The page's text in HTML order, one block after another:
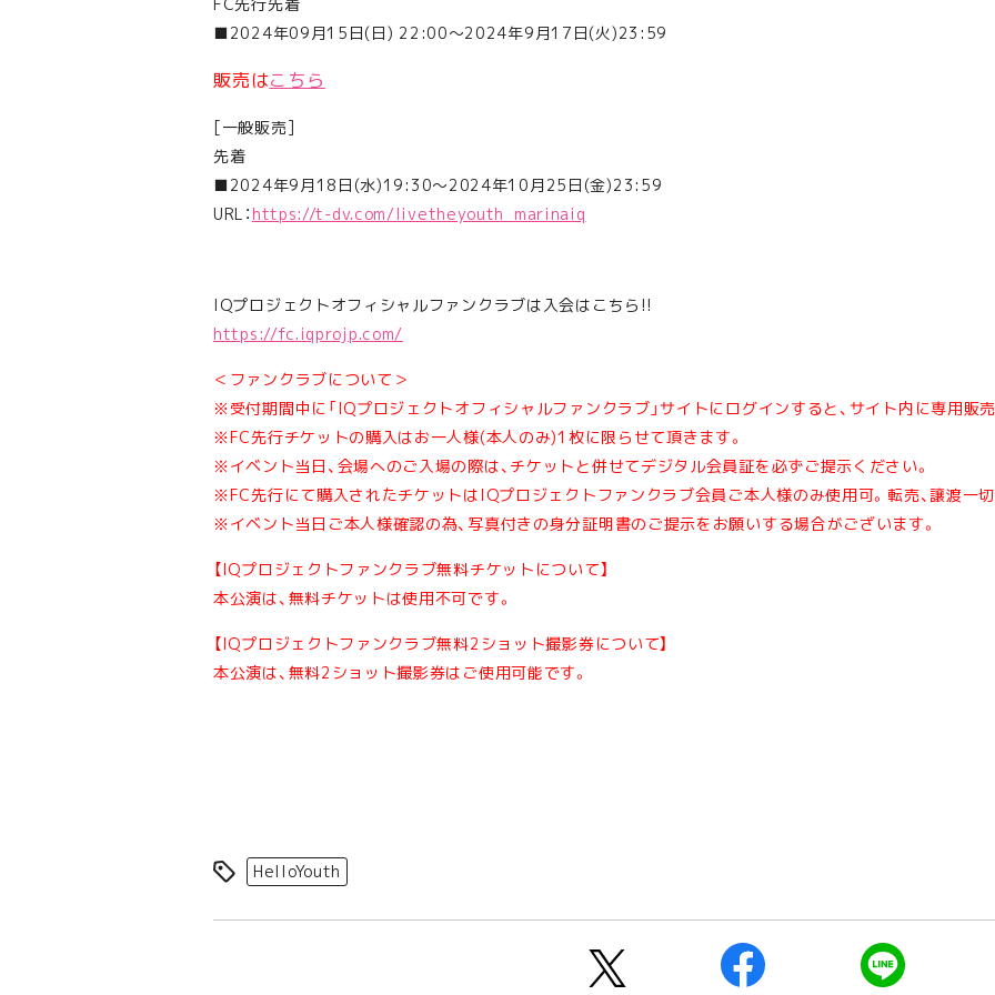
■2024年09月15日(日) 22:00〜2024年9月17日(火)23:59
販売はこちら
[一般販売]
先着
■2024年9月18日(水)19:30〜2024年10月25日(金)23:59
URL： https://t-dv.com/livetheyouth_marinaiq
IQプロジェクトオフィシャルファンクラブは入会はこちら!!
https://fc.iqprojp.com/
＜ファンクラブについて＞
※受付期間中に「IQプロジェクトオフィシャルファンクラブ」サイトにログインすると、サイト内に専用販
※FC先行チケットの購入はお一人様(本人のみ)1枚に限らせて頂きます。
※イベント当日、会場へのご入場の際は、チケットと併せてデジタル会員証を必ずご提示ください。
※FC先行にて購入されたチケットはIQプロジェクトファンクラブ会員ご本人様のみ使用可。転売、譲渡一切
※イベント当日ご本人様確認の為、写真付きの身分証明書のご提示をお願いする場合がございます。
【IQプロジェクトファンクラブ無料チケットについて】
本公演は、無料チケットは使用不可です。
【IQプロジェクトファンクラブ無料2ショット撮影券について】
本公演は、無料2ショット撮影券はご使用可能です。
HelloYouth